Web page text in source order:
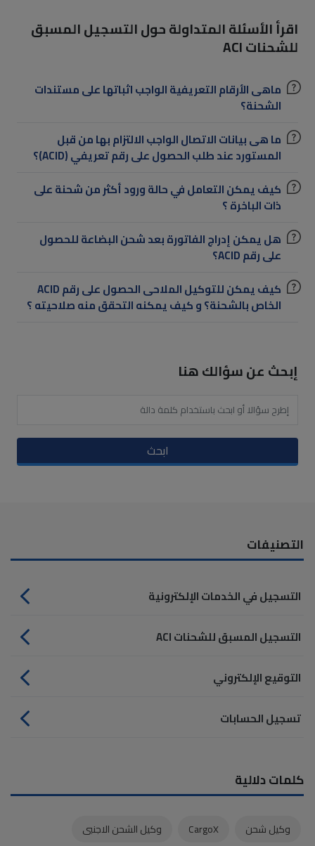
اقرأ الأسئلة المتداولة حول التسجيل المسبق
للشحنات ACI
ماهى الأرقام التعريفية الواجب اثباتها على مستندات
الشحنة؟
ما هى بيانات الاتصال الواجب الالتزام بها من قبل
المستورد عند طلب الحصول على رقم تعريفي (ACID)؟
كيف يمكن التعامل في حالة ورود أكثر من شحنة على
ذات الباخرة ؟
هل يمكن إدراج الفاتورة بعد شحن البضاعة للحصول
على رقم ACID؟
كيف يمكن للتوكيل الملاحى الحصول على رقم ACID
الخاص بالشحنة؟ و كيف يمكنه التحقق منه صلاحيته ؟
إبحث عن سؤالك هنا
ابحث
التصنيفات
التسجيل في الخدمات الإلكترونية
التسجيل المسبق للشحنات ACI
التوقيع الإلكتروني
تسجيل الحسابات
كلمات دلالية
وكيل شحن CargoX
وكيل الشحن الاجنبى